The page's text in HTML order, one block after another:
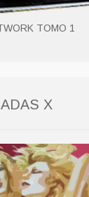
TOMO 1
X